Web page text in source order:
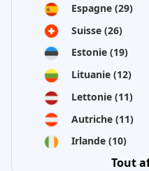
Espagne (29)
Suisse (26)
Estonie (19)
Lituanie (12)
Lettonie (11)
Autriche (11)
Irlande (10)
Tout